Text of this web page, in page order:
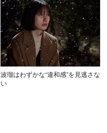
波瑠はわずかな“違和感”を見逃さな
い